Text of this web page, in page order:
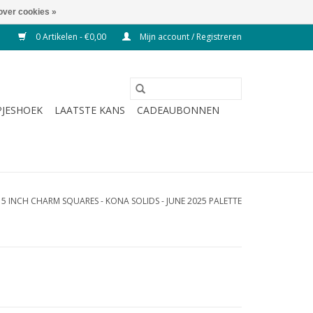
0 Artikelen - €0,00 Mijn account / Registreren
LAATSTE KANS
CADEAUBONNEN
INCH CHARM SQUARES - KONA SOLIDS - JUNE 2025 PALETTE
cookies »